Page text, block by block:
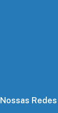
Nossas